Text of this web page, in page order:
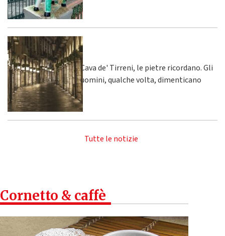
Cava de' Tirreni, le pietre ricordano. Gli
uomini, qualche volta, dimenticano
Tutte le notizie
Cornetto & caffè